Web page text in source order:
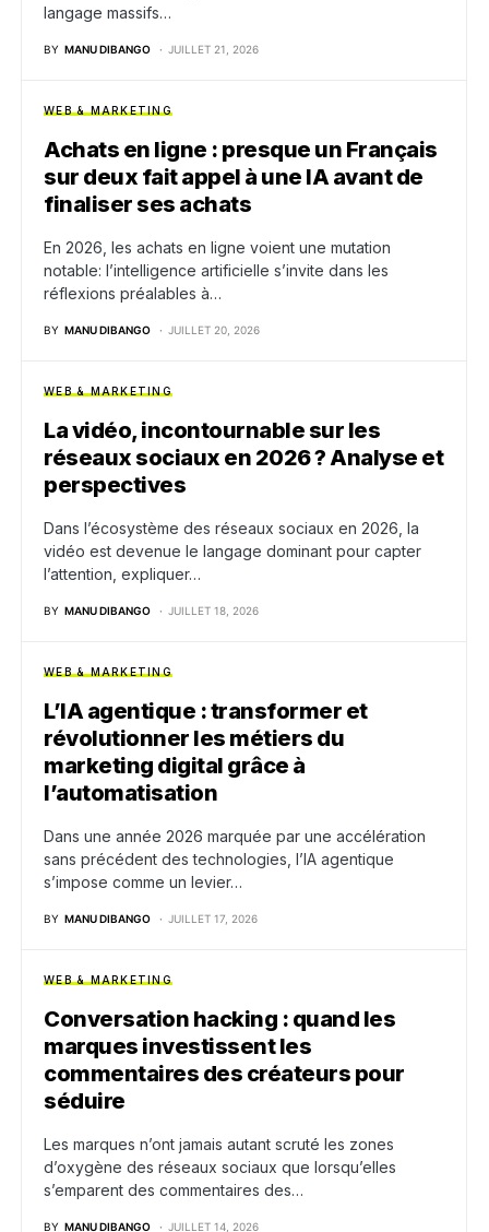
langage massifs…
BY MANU DIBANGO JUILLET 21, 2026
WEB & MARKETING
Achats en ligne : presque un Français
sur deux fait appel à une IA avant de
finaliser ses achats
En 2026, les achats en ligne voient une mutation
notable: l’intelligence artificielle s’invite dans les
réflexions préalables à…
BY MANU DIBANGO JUILLET 20, 2026
WEB & MARKETING
La vidéo, incontournable sur les
réseaux sociaux en 2026 ? Analyse et
perspectives
Dans l’écosystème des réseaux sociaux en 2026, la
vidéo est devenue le langage dominant pour capter
l’attention, expliquer…
BY MANU DIBANGO JUILLET 18, 2026
WEB & MARKETING
L’IA agentique : transformer et
révolutionner les métiers du
marketing digital grâce à
l’automatisation
Dans une année 2026 marquée par une accélération
sans précédent des technologies, l’IA agentique
s’impose comme un levier…
BY MANU DIBANGO JUILLET 17, 2026
WEB & MARKETING
Conversation hacking : quand les
marques investissent les
commentaires des créateurs pour
séduire
Les marques n’ont jamais autant scruté les zones
d’oxygène des réseaux sociaux que lorsqu’elles
s’emparent des commentaires des…
BY MANU DIBANGO JUILLET 14, 2026